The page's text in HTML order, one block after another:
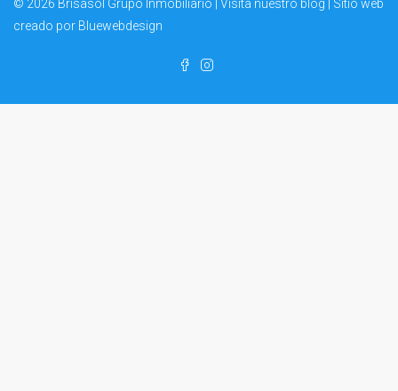
© 2026 Brisasol Grupo Inmobiliario | Visita nuestro blog | Sitio web
creado por Bluewebdesign